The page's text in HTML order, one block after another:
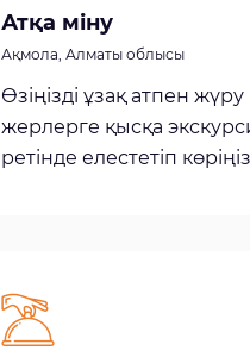
Атқа міну
Ақмола, Алматы облысы
Өзіңізді ұзақ атпен
жерлерге қысқа
ретінде елестетіп